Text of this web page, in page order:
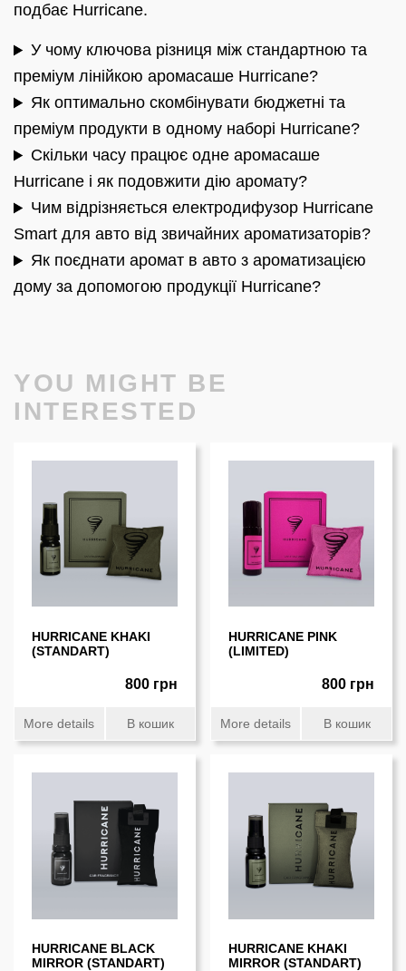
подбає Hurricane.
У чому ключова різниця між стандартною та
преміум лінійкою аромасаше Hurricane?
Як оптимально скомбінувати бюджетні та
преміум продукти в одному наборі Hurricane?
Скільки часу працює одне аромасаше
Hurricane і як подовжити дію аромату?
Чим відрізняється електродифузор Hurricane
Smart для авто від звичайних ароматизаторів?
Як поєднати аромат в авто з ароматизацією
дому за допомогою продукції Hurricane?
YOU MIGHT BE
INTERESTED
HURRICANE KHAKI
(STANDART)
800 грн
More details В кошик
HURRICANE PINK
(LIMITED)
800 грн
More details В кошик
HURRICANE BLACK
MIRROR (STANDART)
HURRICANE KHAKI
MIRROR (STANDART)